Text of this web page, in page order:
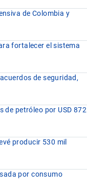
de Colombia y
fortalecer el sistema
de seguridad,
de petróleo por USD 872
producir 530 mil
por consumo